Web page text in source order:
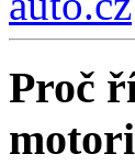
Proč